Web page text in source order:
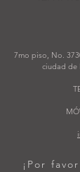
7mo piso, No.
ciudad de
¡Por